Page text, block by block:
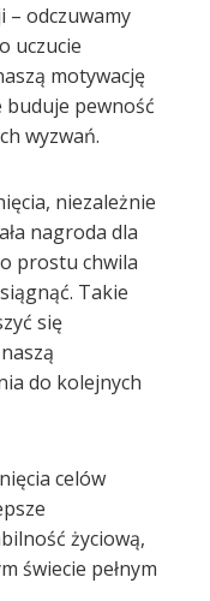
– odczuwamy
uczucie
motywację
buduje pewność
wyzwań.
niezależnie
nagroda dla
prostu chwila
Takie
się
do kolejnych
celów
życiową,
świecie pełnym